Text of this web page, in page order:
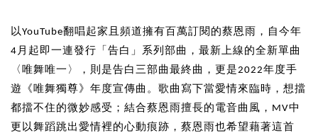
以YouTube翻唱起家且頻道擁有百萬訂閱的蔡恩雨，自今年
4月起即一連發行「告白」系列部曲，最新上線的全新單曲
〈唯舞唯一〉，則是告白三部曲最終曲，更是2022年度手
遊《唯舞獨尊》年度宣傳曲。歌曲寫下當愛情來臨時，想擋
都擋不住的微妙感受；結合蔡恩雨擅長的電音曲風，MV中
更以舞蹈跳出愛情裡的心動痕跡，蔡恩雨也希望藉著這首